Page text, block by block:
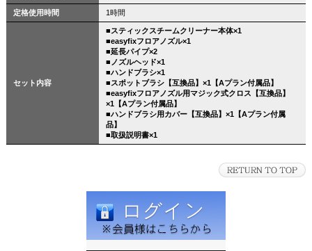
定格使用時間 1時間
セット内容
■スティックスチームクリーナー本体×1
■easyfixフロアノズル×1
■延長パイプ×2
■ノズルヘッド×1
■ハンドブラシ×1
■スポットブラシ【互換品】×1【Aプラン付属品】
■easyfixフロアノズル用マジック式クロス【互換品】
×1【Aプラン付属品】
■ハンドブラシ用カバー【互換品】×1【Aプラン付属
品】
■取扱説明書×1